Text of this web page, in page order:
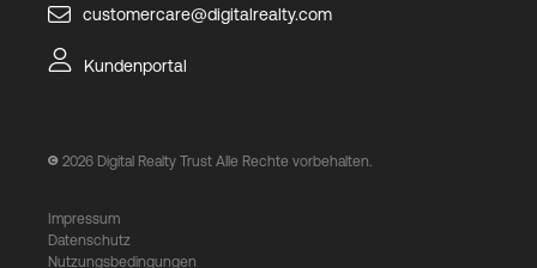
customercare@digitalrealty.com
Kundenportal
2026 Digital Realty Trust Alle Rechte vorbehalten.
Impressum
Datenschutz
Nutzungsbedingungen